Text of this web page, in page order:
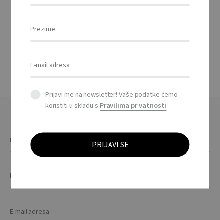
speaker
Prijavi me na newsletter! Vaše podatke ćemo
koristiti u skladu s Pravilima privatnosti